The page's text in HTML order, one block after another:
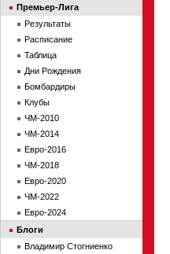
Премьер-Лига
Результаты
Расписание
Таблица
Дни Рождения
Бомбардиры
Клубы
ЧМ-2010
ЧМ-2014
Евро-2016
ЧМ-2018
Евро-2020
ЧМ-2022
Евро-2024
Блоги
Владимир Стогниенко